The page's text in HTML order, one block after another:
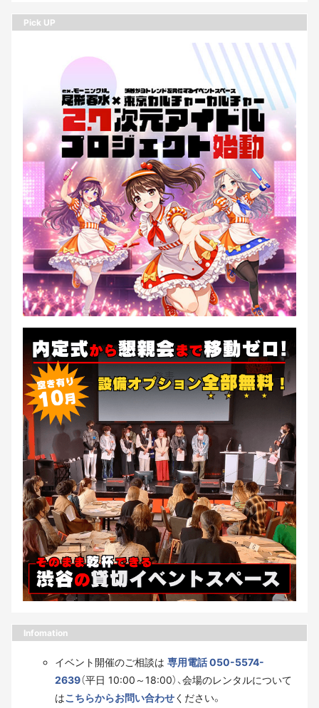
Pick UP
Infomation
イベント開催のご相談は 専用電話 050-5574-
2639（平日 10:00～18:00）、会場のレンタルについて
はこちらからお問い合わせください。